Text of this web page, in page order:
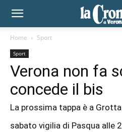
Home Sport
Sport
Verona non fa
concede il bis
La prossima tappa è a
sabato vigilia di Pasqua alle